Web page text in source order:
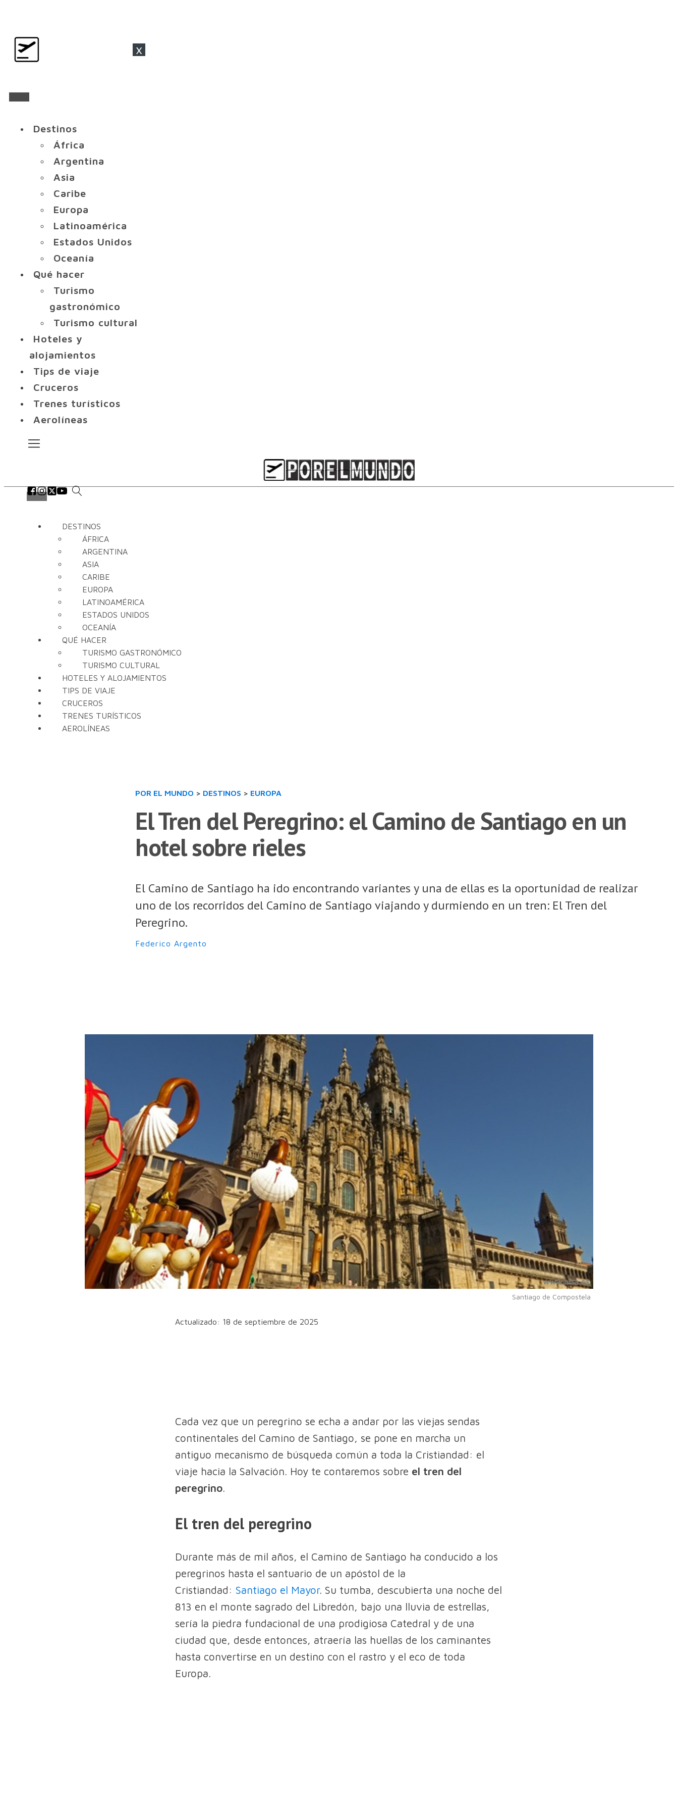
x
Destinos
África
Argentina
Asia
Caribe
Europa
Latinoamérica
Estados Unidos
Oceanía
Qué hacer
Turismo
gastronómico
Turismo cultural
Hoteles y
alojamientos
Tips de viaje
Cruceros
Trenes turísticos
Aerolíneas
DESTINOS
ÁFRICA
ARGENTINA
ASIA
CARIBE
EUROPA
LATINOAMÉRICA
ESTADOS UNIDOS
OCEANÍA
QUÉ HACER
TURISMO GASTRONÓMICO
TURISMO CULTURAL
HOTELES Y ALOJAMIENTOS
TIPS DE VIAJE
CRUCEROS
TRENES TURÍSTICOS
AEROLÍNEAS
POR EL MUNDO > DESTINOS > EUROPA
El Tren del Peregrino: el Camino de Santiago en un
hotel sobre rieles
El Camino de Santiago ha ido encontrando variantes y una de ellas es la oportunidad de realizar
uno de los recorridos del Camino de Santiago viajando y durmiendo en un tren: El Tren del
Peregrino.
Federico Argento
Santiago de Compostela
Actualizado: 18 de septiembre de 2025
Cada vez que un peregrino se echa a andar por las viejas sendas
continentales del Camino de Santiago, se pone en marcha un
antiguo mecanismo de búsqueda común a toda la Cristiandad: el
viaje hacia la Salvación. Hoy te contaremos sobre el tren del
peregrino.
El tren del peregrino
Durante más de mil años, el Camino de Santiago ha conducido a los
peregrinos hasta el santuario de un apóstol de la
Cristiandad: Santiago el Mayor. Su tumba, descubierta una noche del
813 en el monte sagrado del Libredón, bajo una lluvia de estrellas,
sería la piedra fundacional de una prodigiosa Catedral y de una
ciudad que, desde entonces, atraería las huellas de los caminantes
hasta convertirse en un destino con el rastro y el eco de toda
Europa.